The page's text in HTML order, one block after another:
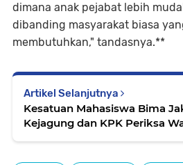
dimana anak pejabat lebih
dibanding masyarakat biasa
membutuhkan," tandasnya.**
Artikel Selanjutnya
Kesatuan Mahasiswa Bima
Kejagung dan KPK Periksa